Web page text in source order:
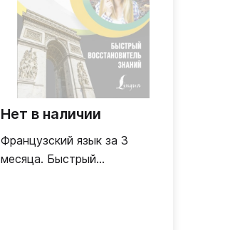
Нет в наличии
Французский язык за 3
месяца. Быстрый